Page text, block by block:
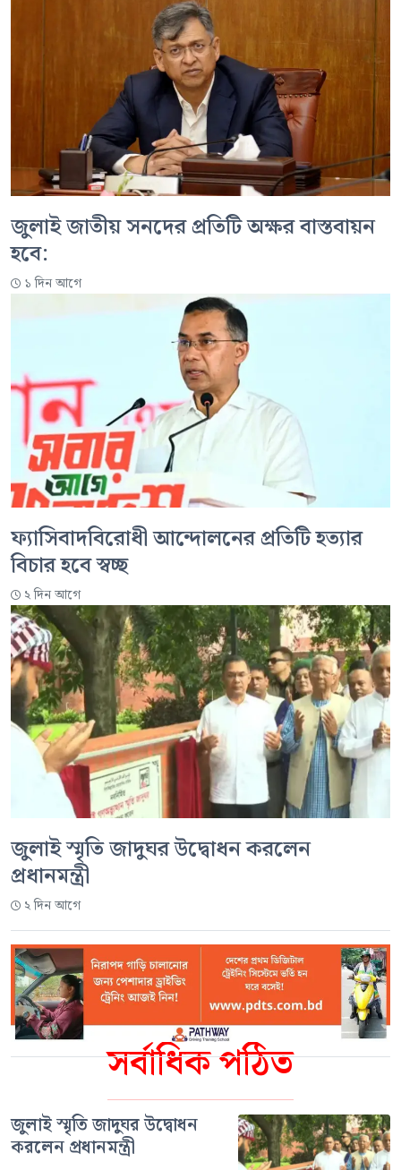
সর্বাধিক পঠিত
জুলাই স্মৃতি জাদুঘর উদ্বোধন
করলেন প্রধানমন্ত্রী
জুলাই জাতীয় সনদের প্রতিটি অক্ষর বাস্তবায়ন
হবে:
১ দিন আগে
ফ্যাসিবাদবিরোধী আন্দোলনের প্রতিটি হত্যার
বিচার হবে স্বচ্ছ
২ দিন আগে
জুলাই স্মৃতি জাদুঘর উদ্বোধন করলেন
প্রধানমন্ত্রী
২ দিন আগে